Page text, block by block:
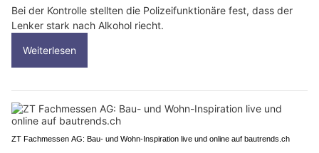
Bei der Kontrolle stellten die Polizeifunktionäre fest, dass der
Lenker stark nach Alkohol riecht.
Weiterlesen
ZT Fachmessen AG: Bau- und Wohn-Inspiration live und online auf bautrends.ch